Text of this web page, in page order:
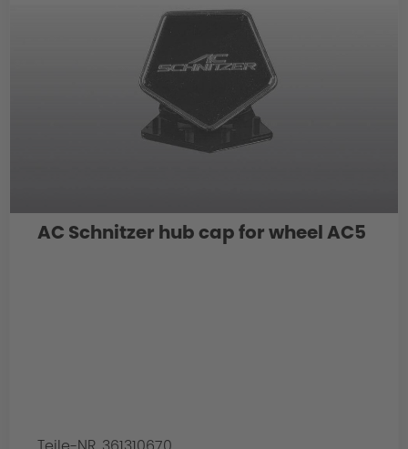
AC Schnitzer hub cap for wheel AC5